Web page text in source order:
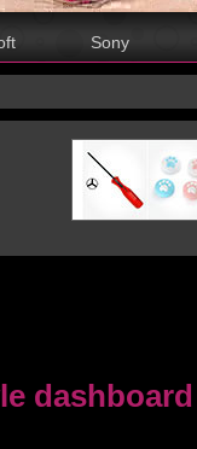
Sony
dashboard